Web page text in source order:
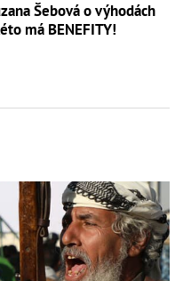
Šebová o výhodách
má BENEFITY!